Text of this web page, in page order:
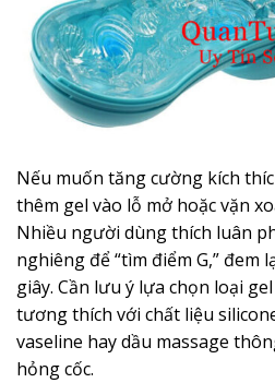
Nếu muốn tăng cường kích
thêm gel vào lỗ mở hoặc vặn
Nhiều người dùng thích luân
nghiêng để “tìm điểm G,” đem
giây. Cần lưu ý lựa chọn loại
tương thích với chất liệu
vaseline hay dầu massage
hỏng cốc.